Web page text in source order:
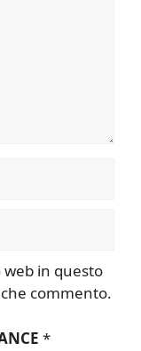
web in questo
commento.
*